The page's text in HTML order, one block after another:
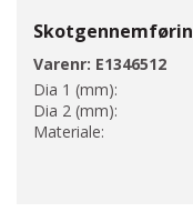
Varenr: E1346512
Dia 1 (mm):
Dia 2 (mm):
Materiale: